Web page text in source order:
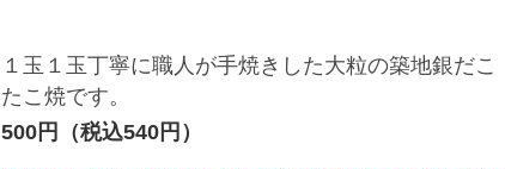
１玉１玉丁寧に職人が手焼きした大粒の築地銀だこ
たこ焼です。
500円（税込540円）